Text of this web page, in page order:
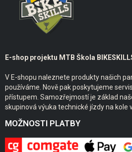
E-shop projektu MTB Škola
V E-shopu naleznete produkty našich
používáme. Nově pak poskytujeme
přístupem. Samozřejmostí je základ
skupinová výuka technické jízdy na kole
MOŽNOSTI PLATBY